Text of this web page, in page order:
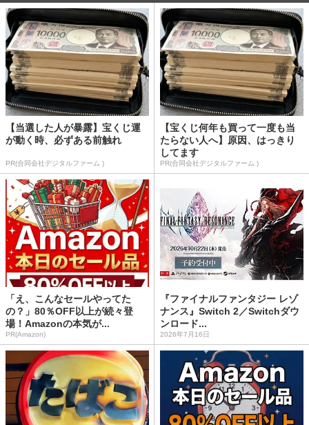
【当選した人が暴露】宝くじ運
が動く時、必ずある前触れ
PR(合同会社デジタルファーム )
【宝くじ何年も買って一度も当
たらない人へ】原因、はっきり
してます
PR(合同会社デジタルファーム )
「え、こんなセールやってた
の？」80％OFF以上が続々登
場！Amazonの本気が...
PR(Amazon)
『ファイナルファンタジー レゾ
ナンス』Switch 2／Switchダウ
ンロード...
2026年7月16日